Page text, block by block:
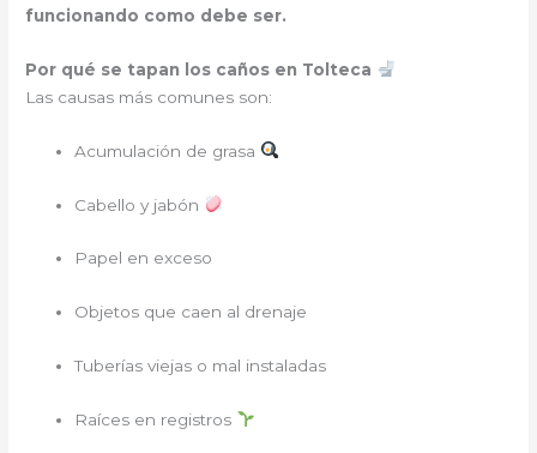
funcionando como debe ser.
Por qué se tapan los caños en Tolteca
Las causas más comunes son:
Acumulación de grasa
Cabello y jabón
Papel en exceso
Objetos que caen al drenaje
Tuberías viejas o mal instaladas
Raíces en registros